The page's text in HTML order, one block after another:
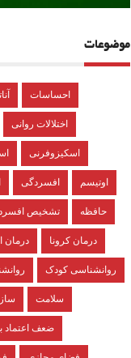
موضوعات
احساسات
اختلالات روانی
اسکیزوفرنی
افسردگی اوتیسم
تشخیص حافظه
درمان درمان کرونا
روانشناسی کودک
سلامت
ضعف اعتماد